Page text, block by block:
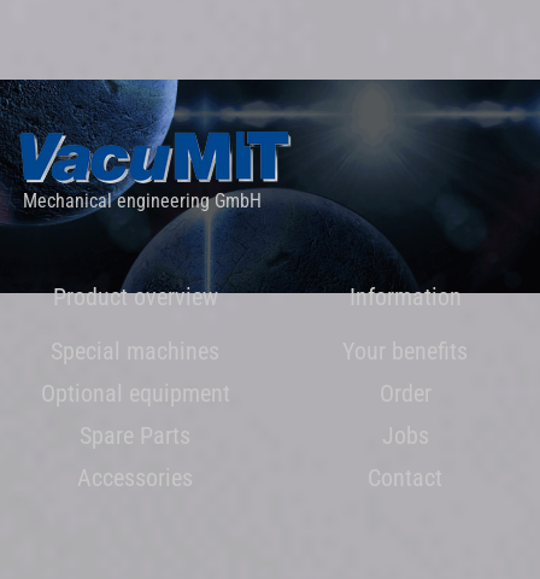
Mechanical engineering GmbH
Product overview
Special machines
Optional equipment
Spare Parts
Accessories
Information
Your benefits
Order
Jobs
Contact